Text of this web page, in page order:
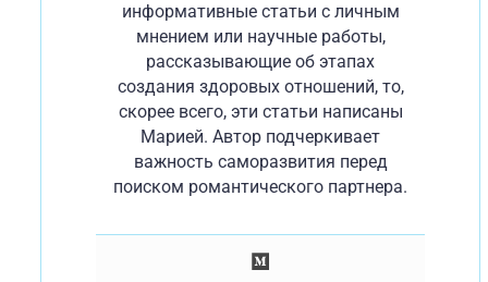
информативные статьи с личным
мнением или научные работы,
рассказывающие об этапах
создания здоровых отношений, то,
скорее всего, эти статьи написаны
Марией. Автор подчеркивает
важность саморазвития перед
поиском романтического партнера.